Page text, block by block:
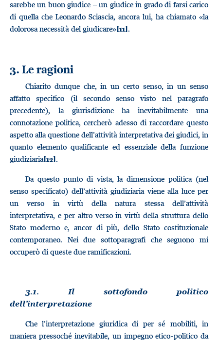
sarebbe un buon giudice – un giudice in grado di farsi carico
di quella che Leonardo Sciascia, ancora lui, ha chiamato «la
dolorosa necessità del giudicare»[11].
3. Le ragioni
Chiarito dunque che, in un certo senso, in un senso
affatto specifico (il secondo senso visto nel paragrafo
precedente), la giurisdizione ha inevitabilmente una
connotazione politica, cercherò adesso di raccordare questo
aspetto alla questione dell’attività interpretativa dei giudici, in
quanto elemento qualificante ed essenziale della funzione
giudiziaria[12].
Da questo punto di vista, la dimensione politica (nel
senso specificato) dell’attività giudiziaria viene alla luce per
un verso in virtù della natura stessa dell’attività
interpretativa, e per altro verso in virtù della struttura dello
Stato moderno e, ancor di più, dello Stato costituzionale
contemporaneo. Nei due sottoparagrafi che seguono mi
occuperò di queste due ramificazioni.
3.1. Il sottofondo politico
dell’interpretazione
Che l’interpretazione giuridica di per sé mobiliti, in
maniera pressoché inevitabile, un impegno etico-politico da